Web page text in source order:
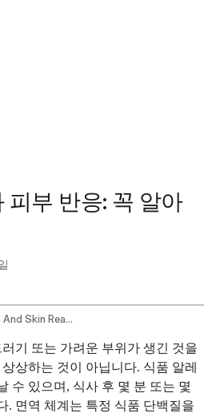
피부 반응: 꼭 알아
Food Allergies And Skin Reactions Identification And Management
기 또는 가려운 부위가 생긴 것을
상하는 것이 아닙니다. 식품 알레
수 있으며, 식사 후 몇 분 또는 몇
. 면역 체계는 특정 식품 단백질을